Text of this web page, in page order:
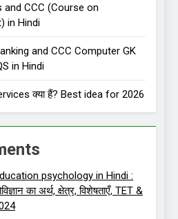
CCC (Course on
in Hindi
and CCC Computer GK
in Hindi
क्या हैं? Best idea for 2026
psychology in Hindi :
का अर्थ, क्षेत्र, विशेषताएँ, TET &